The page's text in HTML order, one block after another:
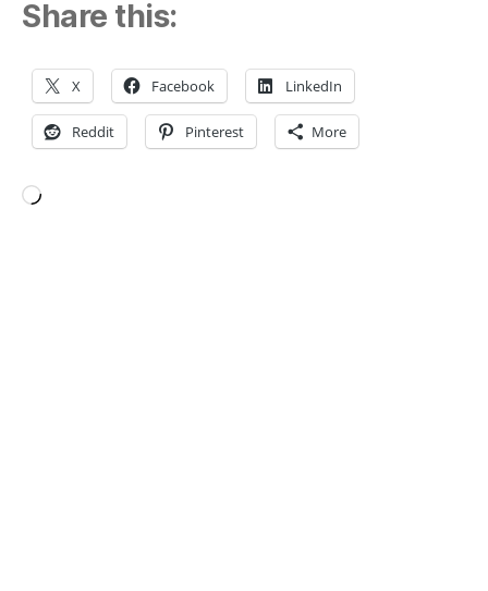
Share this:
X Facebook LinkedIn
Reddit Pinterest More